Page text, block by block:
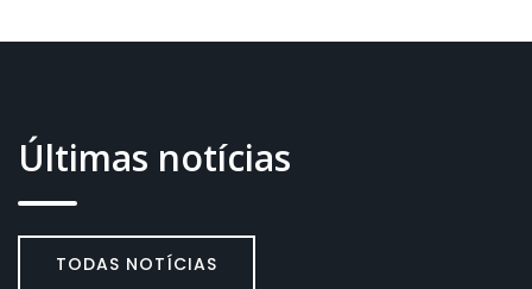
Últimas notícias
TODAS NOTÍCIAS